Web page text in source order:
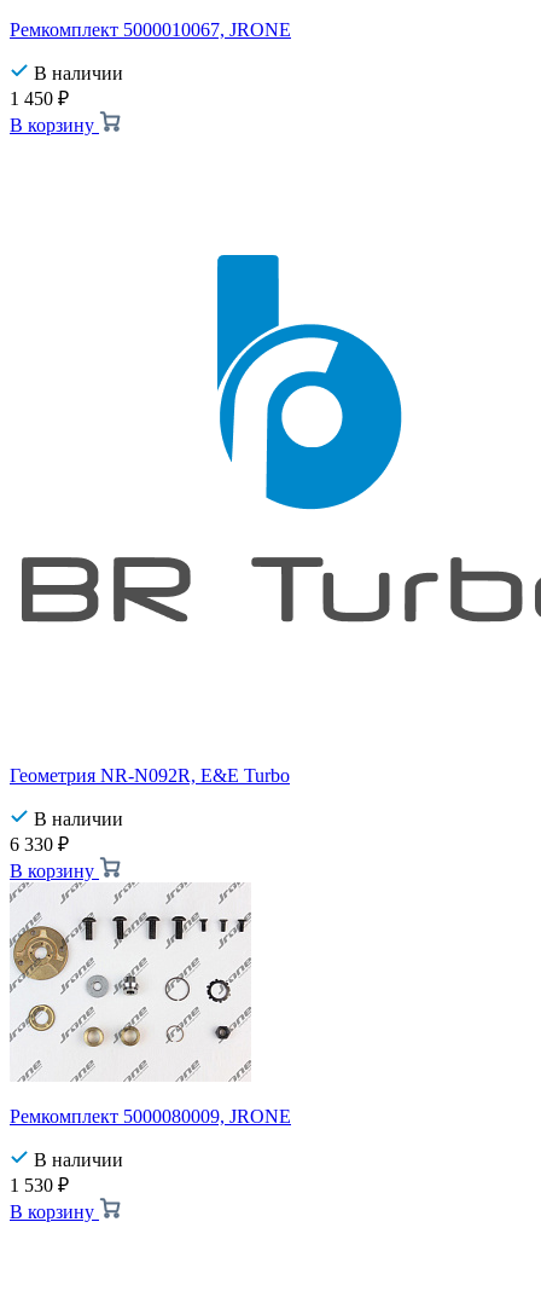
Ремкомплект 5000010067, JRONE
В наличии
1 450 ₽
В корзину
Геометрия NR-N092R, E&E Turbo
В наличии
6 330 ₽
В корзину
Ремкомплект 5000080009, JRONE
В наличии
1 530 ₽
В корзину